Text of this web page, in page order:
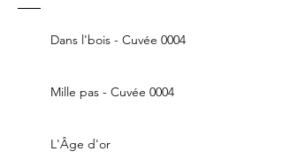
Dans l'bois - Cuvée 0004
Mille pas - Cuvée 0004
L'Âge d'or